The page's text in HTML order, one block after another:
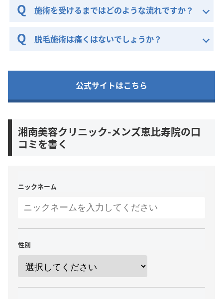
施術を受けるまではどのような流れですか？
脱毛施術は痛くはないでしょうか？
公式サイトはこちら
湘南美容クリニック-メンズ恵比寿院の口
コミを書く
ニックネーム
性別